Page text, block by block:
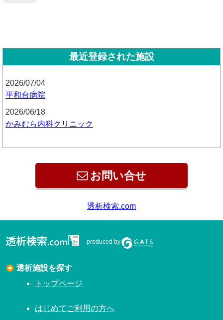
最近登録された施設
2026/07/04
平和台病院
2026/06/18
かみむら内科クリニック
お問い合せ
produced by
透析施設を探す
トップページ
はじめてご利用の方へ